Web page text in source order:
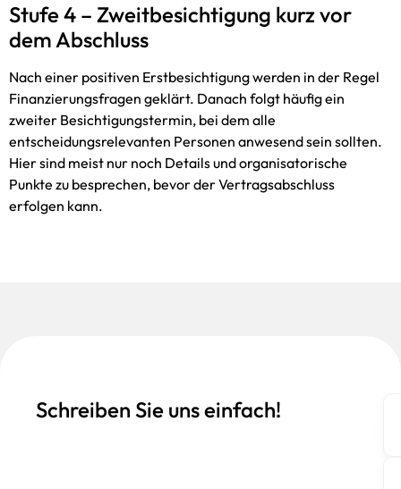
Stufe 4 – Zweitbesichtigung kurz vor
dem Abschluss
Nach einer positiven Erstbesichtigung werden in der Regel
Finanzierungsfragen geklärt. Danach folgt häufig ein
zweiter Besichtigungstermin, bei dem alle
entscheidungsrelevanten Personen anwesend sein sollten.
Hier sind meist nur noch Details und organisatorische
Punkte zu besprechen, bevor der Vertragsabschluss
erfolgen kann.
Schreiben Sie uns einfach!